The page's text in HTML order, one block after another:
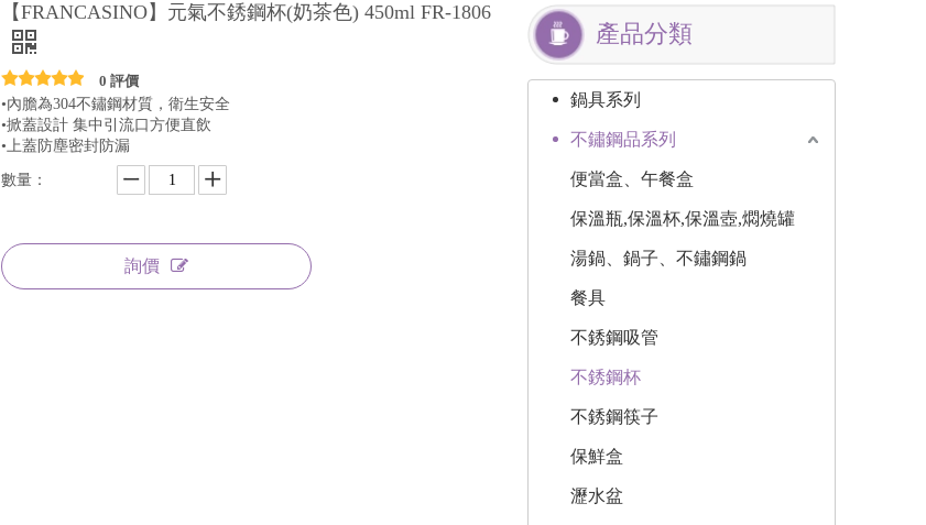
【FRANCASINO】元氣不銹鋼杯(奶茶色) 450ml FR-1806
0 評價
•內膽為304不鏽鋼材質，衛生安全
•掀蓋設計 集中引流口方便直飲
•上蓋防塵密封防漏
數量：
詢價
產品分類
鍋具系列
不鏽鋼品系列
便當盒、午餐盒
保溫瓶,保溫杯,保溫壺,燜燒罐
湯鍋、鍋子、不鏽鋼鍋
餐具
不銹鋼吸管
不銹鋼杯
不銹鋼筷子
保鮮盒
瀝水盆